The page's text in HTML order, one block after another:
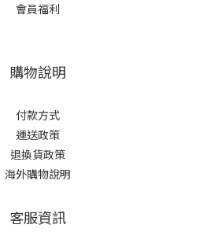
會員福利
購物說明
付款方式
運送政策
退換貨政策
海外購物說明
客服資訊